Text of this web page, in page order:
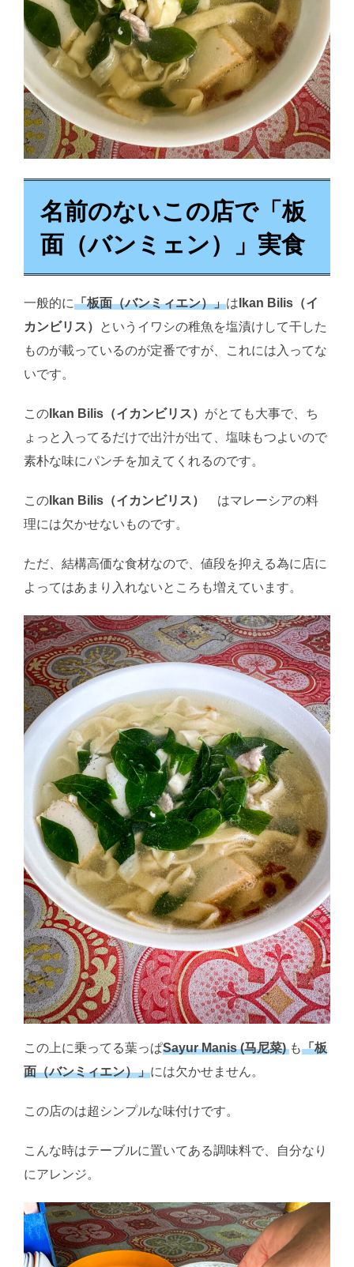
名前のないこの店で「板
面（バンミェン）」実食
一般的に「板面（バンミィエン）」は Ikan Bilis（イ
カンビリス）
というイワシの稚魚を塩漬けして干した
ものが載っているのが定番ですが、これには入ってな
いです。
この Ikan Bilis（イカンビリス） がとても大事で、ち
ょっと入ってるだけで出汁が出て、塩味もつよいので
素朴な味にパンチを加えてくれるのです。
この Ikan Bilis（イカンビリス）
はマレーシアの料
理には欠かせないものです。
ただ、結構高価な食材なので、値段を抑える為に店に
よってはあまり入れないところも増えています。
この上に乗ってる葉っぱSayur Manis (马尼菜)も「板
面（バンミィエン）」には欠かせません。
この店のは超シンプルな味付けです。
こんな時はテーブルに置いてある調味料で、自分なり
にアレンジ。